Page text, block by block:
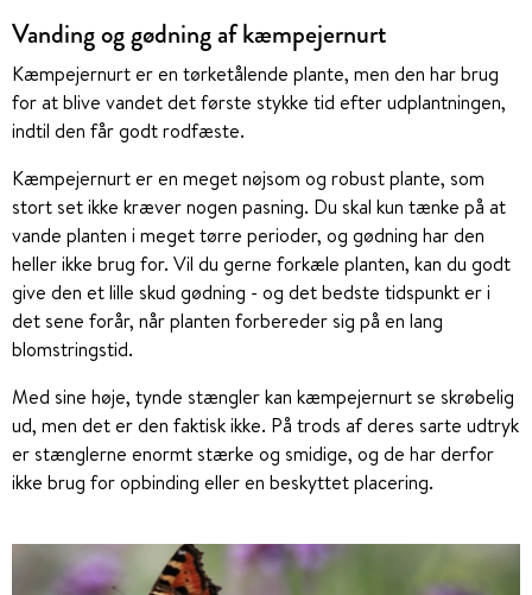
Vanding og gødning af kæmpejernurt
Kæmpejernurt er en tørketålende plante, men den har brug
for at blive vandet det første stykke tid efter udplantningen,
indtil den får godt rodfæste.
Kæmpejernurt er en meget nøjsom og robust plante, som
stort set ikke kræver nogen pasning. Du skal kun tænke på at
vande planten i meget tørre perioder, og gødning har den
heller ikke brug for. Vil du gerne forkæle planten, kan du godt
give den et lille skud gødning - og det bedste tidspunkt er i
det sene forår, når planten forbereder sig på en lang
blomstringstid.
Med sine høje, tynde stængler kan kæmpejernurt se skrøbelig
ud, men det er den faktisk ikke. På trods af deres sarte udtryk
er stænglerne enormt stærke og smidige, og de har derfor
ikke brug for opbinding eller en beskyttet placering.